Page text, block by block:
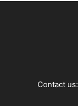
Contact us: